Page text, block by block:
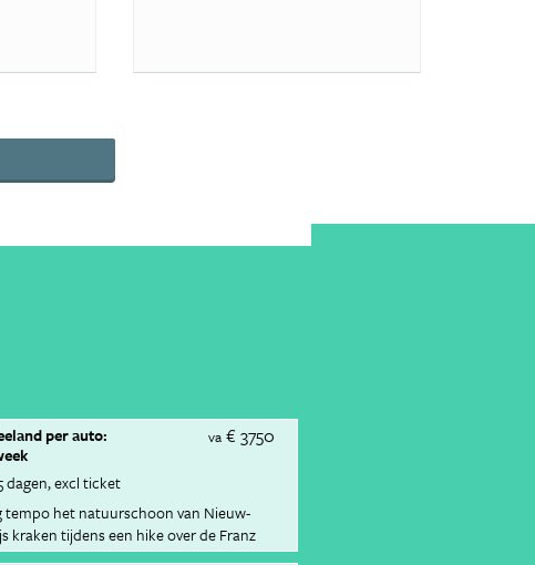
va € 3750
per auto:
dagen excl ticket
tempo het natuurschoon van Nieuw-
kraken tijdens een hike over de Franz
pruttelende modderpoelen in